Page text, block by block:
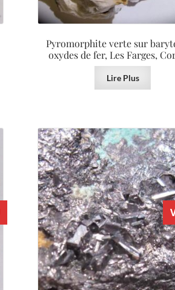
Pyromorphite verte sur
oxydes de fer, Les Farges,
Lire Plus